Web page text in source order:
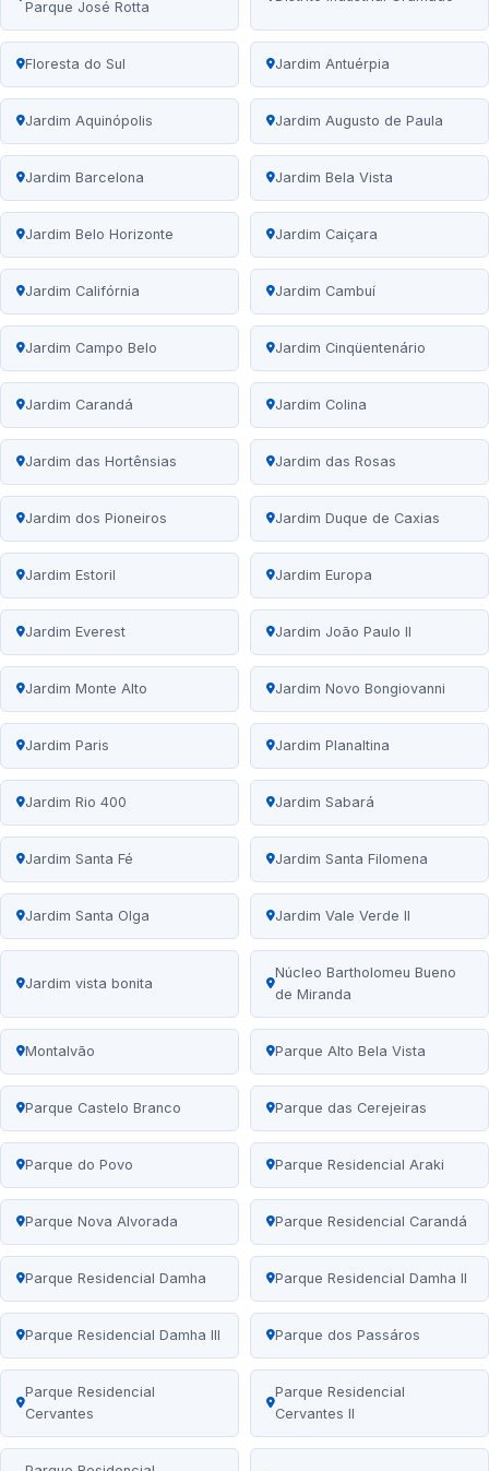
Parque José Rotta
Floresta do Sul Jardim Antuérpia
Jardim Aquinópolis Jardim Augusto de Paula
Jardim Barcelona Jardim Bela Vista
Jardim Belo Horizonte Jardim Caiçara
Jardim Califórnia Jardim Cambuí
Jardim Campo Belo Jardim Cinqüentenário
Jardim Carandá Jardim Colina
Jardim das Hortênsias Jardim das Rosas
Jardim dos Pioneiros Jardim Duque de Caxias
Jardim Estoril Jardim Europa
Jardim Everest Jardim João Paulo II
Jardim Monte Alto Jardim Novo Bongiovanni
Jardim Paris Jardim Planaltina
Jardim Rio 400 Jardim Sabará
Jardim Santa Fé Jardim Santa Filomena
Jardim Santa Olga Jardim Vale Verde II
Jardim vista bonita
Núcleo Bartholomeu Bueno
de Miranda
Montalvão Parque Alto Bela Vista
Parque Castelo Branco Parque das Cerejeiras
Parque do Povo Parque Residencial Araki
Parque Nova Alvorada Parque Residencial Carandá
Parque Residencial Damha Parque Residencial Damha II
Parque Residencial Damha III Parque dos Passáros
Parque Residencial
Cervantes
Parque Residencial
Cervantes II